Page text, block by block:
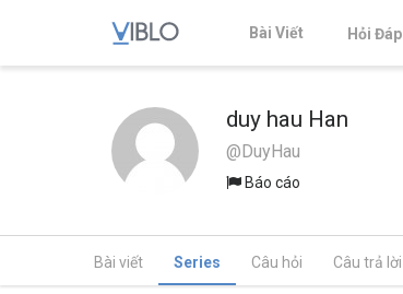
Bài Viết Hỏi Đáp
duy hau Han
@DuyHau
Báo cáo
Bài viết Series Câu hỏi Câu trả lời